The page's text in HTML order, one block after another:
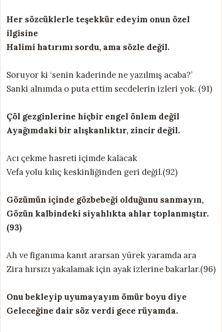
Her sözcüklerle teşekkür edeyim onun özel
ilgisine
Halimi hatırımı sordu, ama sözle değil.
Soruyor ki ‘senin kaderinde ne yazılmış acaba?’
Sanki alnımda o puta ettim secdelerin izleri yok. (91)
Çöl gezginlerine hiçbir engel önlem değil
Ayağımdaki bir alışkanlıktır, zincir değil.
Acı çekme hasreti içimde kalacak
Vefa yolu kılıç keskinliğinden geri değil.(92)
Gözümün içinde gözbebeği olduğunu sanmayın,
Gözün kalbindeki siyahlıkta ahlar toplanmıştır.
(93)
Ah ve figanıma kanıt ararsan yürek yaramda ara
Zira hırsızı yakalamak için ayak izlerine bakarlar.(96)
Onu bekleyip uyumayayım ömür boyu diye
Geleceğine dair söz verdi gece rüyamda.